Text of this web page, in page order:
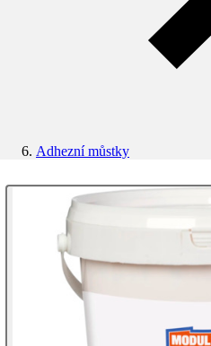
Adhezní můstky